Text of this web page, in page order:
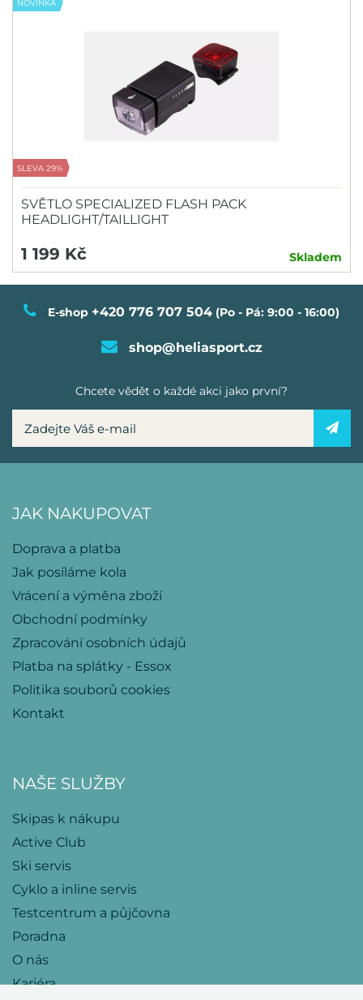
NOVINKA
SLEVA 29%
SVĚTLO SPECIALIZED FLASH PACK
HEADLIGHT/TAILLIGHT
1 199 Kč Skladem
E-shop +420 776 707 504 (Po - Pá: 9:00 - 16:00)
shop@heliasport.cz
Chcete vědět o každé akci jako první?
JAK NAKUPOVAT
Doprava a platba
Jak posíláme kola
Vrácení a výměna zboží
Obchodní podmínky
Zpracování osobních údajů
Platba na splátky - Essox
Politika souborů cookies
Kontakt
NAŠE SLUŽBY
Skipas k nákupu
Active Club
Ski servis
Cyklo a inline servis
Testcentrum a půjčovna
Poradna
O nás
Kariéra